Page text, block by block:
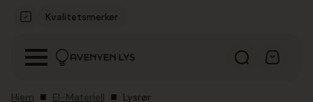
Kvalitetsmerker
Hjem El-Materiell Lysrør